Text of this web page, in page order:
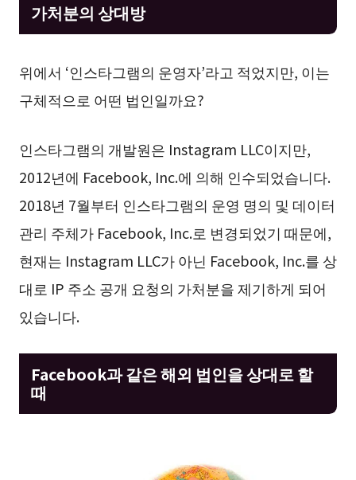
가처분의 상대방
위에서 ‘인스타그램의 운영자’라고 적었지만, 이는
구체적으로 어떤 법인일까요?
인스타그램의 개발원은 Instagram LLC이지만,
2012년에 Facebook, Inc.에 의해 인수되었습니다.
2018년 7월부터 인스타그램의 운영 명의 및 데이터
관리 주체가 Facebook, Inc.로 변경되었기 때문에,
현재는 Instagram LLC가 아닌 Facebook, Inc.를 상
대로 IP 주소 공개 요청의 가처분을 제기하게 되어
있습니다.
Facebook과 같은 해외 법인을 상대로 할
때